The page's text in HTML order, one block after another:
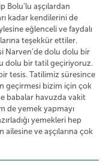
Bolu’lu aşçılardan
kadar kendilerini de
eğlenceli ve faydalı
teşekkür ettiler.
Narven’de dolu dolu bir
dolu bir tatil geçiriyoruz.
tesis. Tatilimiz süresince
geçirmesi bizim için çok
babalar havuzda vakit
de yemek yapmayı
yemekleri hep
ve aşçılarına çok